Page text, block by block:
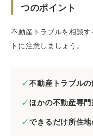
つのポイント
不動産トラブルを相談
トに注意しましょう。
不動産トラブル
ほかの不動産専
できるだけ所住